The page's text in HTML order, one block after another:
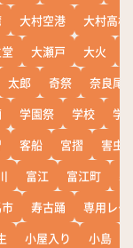
大村空港
大村高校
大瀬戸 大火
太郎 奇祭
奈良尾
学園祭 学校
学
客船 宮摺
害虫
富江 富江町
寿古踊
専用レー
小屋入り 小島